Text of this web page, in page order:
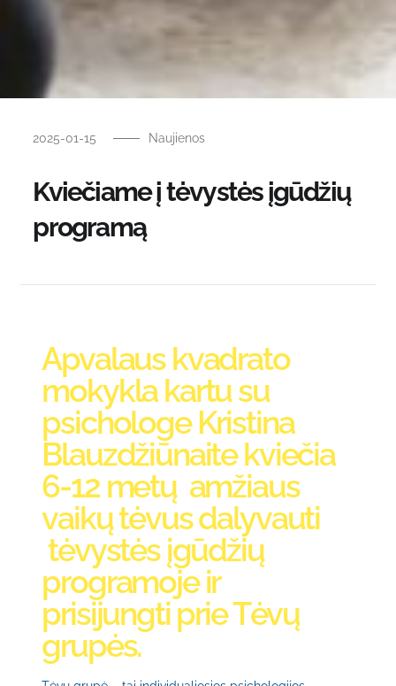
2025-01-15 Naujienos
Kviečiame į tėvystės įgūdžių
programą
Apvalaus kvadrato
mokykla kartu su
psichologe Kristina
Blauzdžiūnaite kviečia
6-12 metų amžiaus
vaikų tėvus dalyvauti
tėvystės įgūdžių
programoje ir
prisijungti prie Tėvų
grupės.